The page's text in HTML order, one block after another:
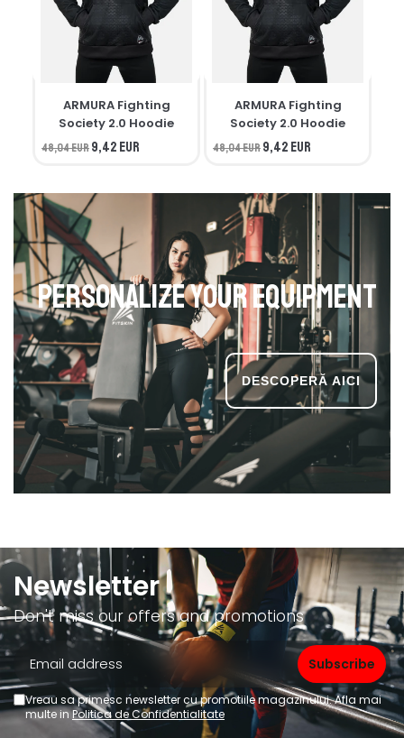
ARMURA Fighting
Society 2.0 Hoodie
48,04 EUR9,42 EUR
ARMURA Fighting
Society 2.0 Hoodie
48,04 EUR9,42 EUR
Personalize your equipment
Newsletter
Don't miss our offers and promotions
Vreau sa primesc newsletter cu promotiile magazinului. Afla mai
multe inPolitica de Confidentialitate